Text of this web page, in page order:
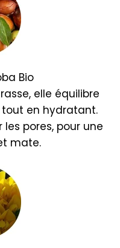
Bio
elle équilibre
en hydratant.
pores, pour une
mate.